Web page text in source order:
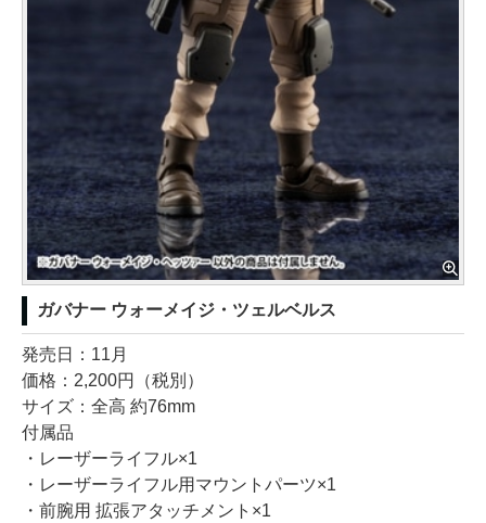
ガバナー ウォーメイジ・ツェルベルス
発売日：11月
価格：2,200円（税別）
サイズ：全高 約76mm
付属品
・レーザーライフル×1
・レーザーライフル用マウントパーツ×1
・前腕用 拡張アタッチメント×1